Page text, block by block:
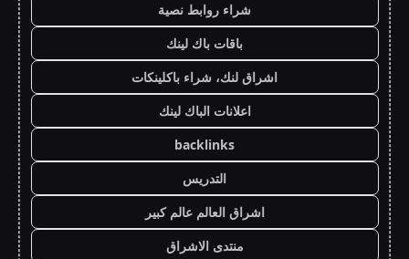
شراء روابط نصية
باقات باك لينك
اشراق لنك، شراء باكلينكات
اعلانات الباك لينك
backlinks
التدريس
اشراق العالم عالم كبير
منتدى الاشراق